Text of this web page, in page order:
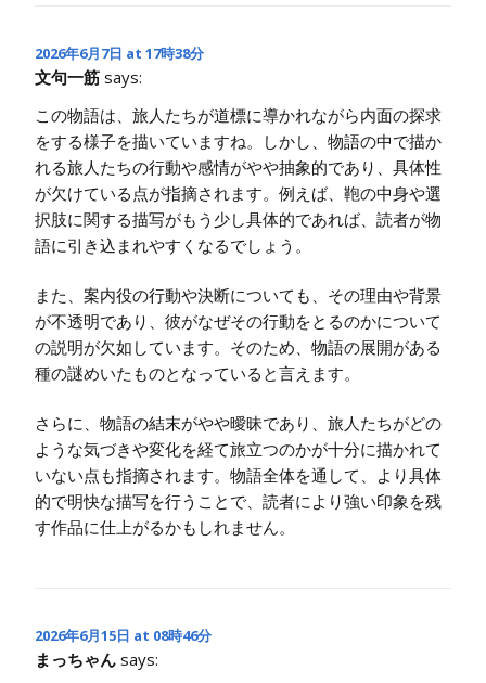
2026年6月7日 at 17時38分
文句一筋 says:
この物語は、旅人たちが道標に導かれながら内面の探求
をする様子を描いていますね。しかし、物語の中で描か
れる旅人たちの行動や感情がやや抽象的であり、具体性
が欠けている点が指摘されます。例えば、鞄の中身や選
択肢に関する描写がもう少し具体的であれば、読者が物
語に引き込まれやすくなるでしょう。
また、案内役の行動や決断についても、その理由や背景
が不透明であり、彼がなぜその行動をとるのかについて
の説明が欠如しています。そのため、物語の展開がある
種の謎めいたものとなっていると言えます。
さらに、物語の結末がやや曖昧であり、旅人たちがどの
ような気づきや変化を経て旅立つのかが十分に描かれて
いない点も指摘されます。物語全体を通して、より具体
的で明快な描写を行うことで、読者により強い印象を残
す作品に仕上がるかもしれません。
2026年6月15日 at 08時46分
まっちゃん says: